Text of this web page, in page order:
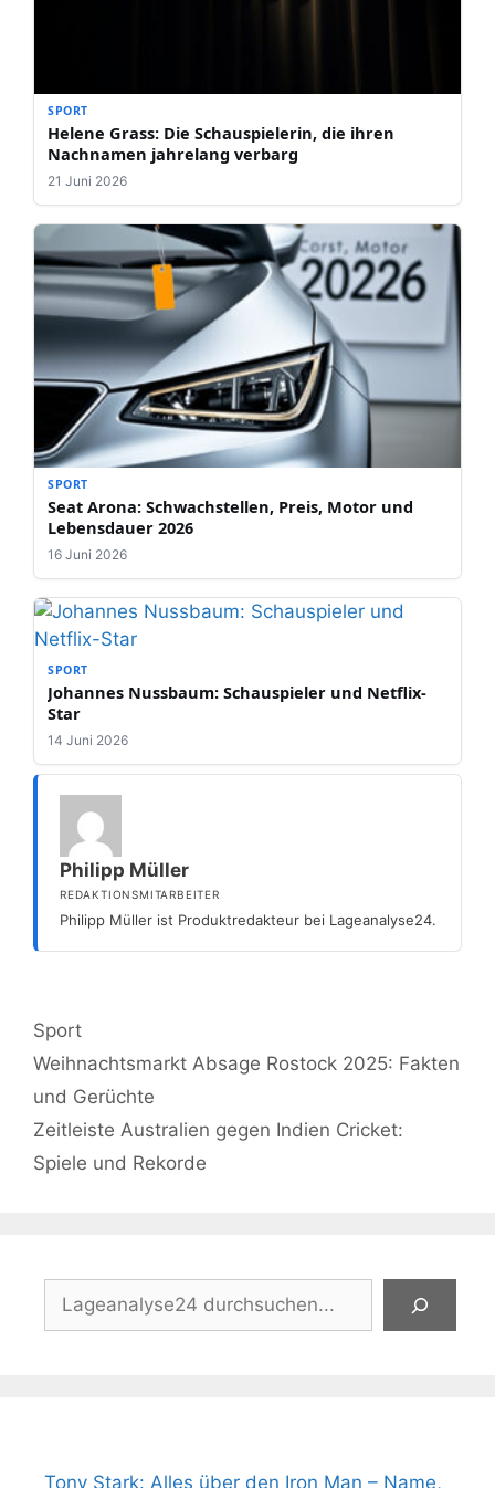
SPORT
Helene Grass: Die Schauspielerin, die ihren
Nachnamen jahrelang verbarg
21 Juni 2026
SPORT
Seat Arona: Schwachstellen, Preis, Motor und
Lebensdauer 2026
16 Juni 2026
SPORT
Johannes Nussbaum: Schauspieler und Netflix-
Star
14 Juni 2026
Philipp Müller
REDAKTIONSMITARBEITER
Philipp Müller ist Produktredakteur bei Lageanalyse24.
Kategorien
Sport
Weihnachtsmarkt Absage Rostock 2025: Fakten
und Gerüchte
Zeitleiste Australien gegen Indien Cricket:
Spiele und Rekorde
Suchen
Tony Stark: Alles über den Iron Man – Name,